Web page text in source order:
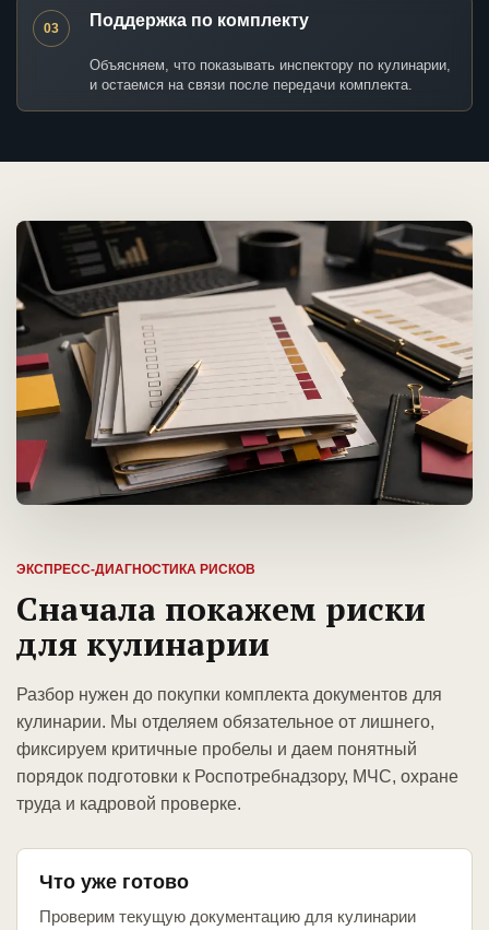
03 Поддержка по комплекту
Объясняем, что показывать инспектору по кулинарии,
и остаемся на связи после передачи комплекта.
ЭКСПРЕСС-ДИАГНОСТИКА РИСКОВ
Сначала покажем риски
для кулинарии
Разбор нужен до покупки комплекта документов для
кулинарии. Мы отделяем обязательное от лишнего,
фиксируем критичные пробелы и даем понятный
порядок подготовки к Роспотребнадзору, МЧС, охране
труда и кадровой проверке.
Что уже готово
Проверим текущую документацию для кулинарии